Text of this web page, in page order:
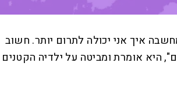
איך אני יכולה לתרום יותר. חשוב
אומרת ומביטה על ילדיה הקטנים